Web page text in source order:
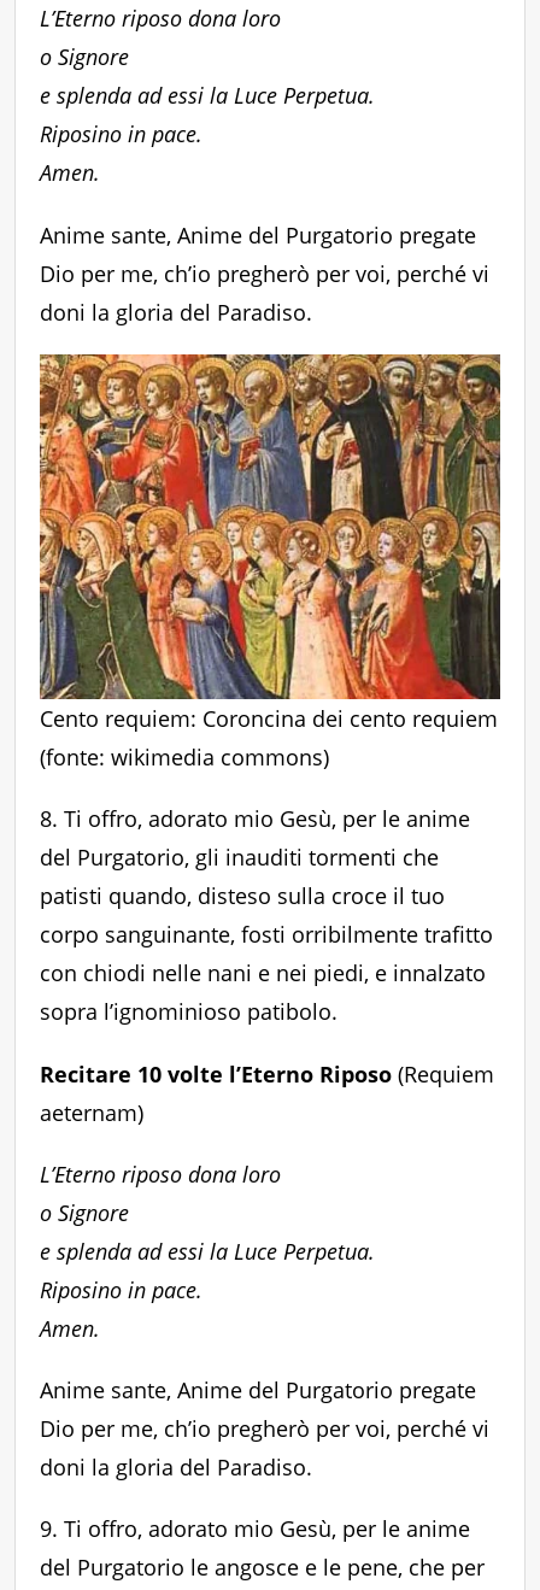
L’Eterno riposo dona loro
o Signore
e splenda ad essi la Luce Perpetua.
Riposino in pace.
Amen.
Anime sante, Anime del Purgatorio pregate
Dio per me, ch’io pregherò per voi, perché vi
doni la gloria del Paradiso.
Cento requiem: Coroncina dei cento requiem
(fonte: wikimedia commons)
8. Ti offro, adorato mio Gesù, per le anime
del Purgatorio, gli inauditi tormenti che
patisti quando, disteso sulla croce il tuo
corpo sanguinante, fosti orribilmente trafitto
con chiodi nelle nani e nei piedi, e innalzato
sopra l’ignominioso patibolo.
Recitare 10 volte l’Eterno Riposo (Requiem
aeternam)
L’Eterno riposo dona loro
o Signore
e splenda ad essi la Luce Perpetua.
Riposino in pace.
Amen.
Anime sante, Anime del Purgatorio pregate
Dio per me, ch’io pregherò per voi, perché vi
doni la gloria del Paradiso.
9. Ti offro, adorato mio Gesù, per le anime
del Purgatorio le angosce e le pene, che per